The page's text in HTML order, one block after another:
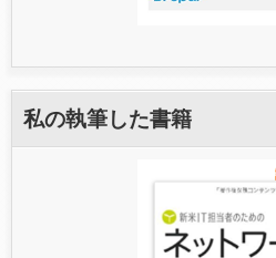
私の執筆した書籍